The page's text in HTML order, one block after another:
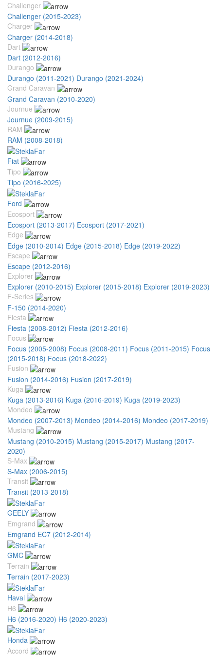
Challenger
Challenger (2015-2023)
Charger
Charger (2014-2018)
Dart
Dart (2012-2016)
Durango
Durango (2011-2021) Durango (2021-2024)
Grand Caravan
Grand Caravan (2010-2020)
Journue
Journue (2009-2015)
RAM
RAM (2008-2018)
Fiat
Tipo
Tipo (2016-2025)
Ford
Ecosport
Ecosport (2013-2017) Ecosport (2017-2021)
Edge
Edge (2010-2014) Edge (2015-2018) Edge (2019-2022)
Escape
Escape (2012-2016)
Explorer
Explorer (2010-2015) Explorer (2015-2018) Explorer (2019-2023)
F-Series
F-150 (2014-2020)
Fiesta
Fiesta (2008-2012) Fiesta (2012-2016)
Focus
Focus (2005-2008) Focus (2008-2011) Focus (2011-2015) Focus
(2015-2018) Focus (2018-2022)
Fusion
Fusion (2014-2016) Fusion (2017-2019)
Kuga
Kuga (2013-2016) Kuga (2016-2019) Kuga (2019-2023)
Mondeo
Mondeo (2007-2013) Mondeo (2014-2016) Mondeo (2017-2019)
Mustang
Mustang (2010-2015) Mustang (2015-2017) Mustang (2017-
2020)
S-Max
S-Max (2006-2015)
Transit
Transit (2013-2018)
GEELY
Emgrand
Emgrand EC7 (2012-2014)
GMC
Terrain
Terrain (2017-2023)
Haval
H6
H6 (2016-2020) H6 (2020-2023)
Honda
Accord